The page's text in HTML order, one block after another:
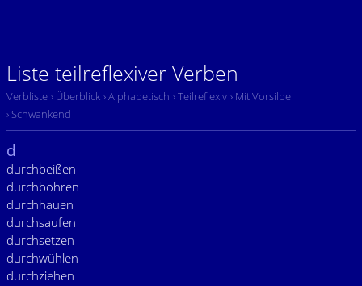
Liste teilreflexiver Verben
Verbliste › Überblick › Alphabetisch › Teilreflexiv › Mit Vorsilbe
› Schwankend
d
durchbeißen
durchbohren
durchhauen
durchsaufen
durchsetzen
durchwühlen
durchziehen